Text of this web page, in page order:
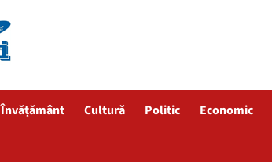
Învățământ Cultură Politic Economic